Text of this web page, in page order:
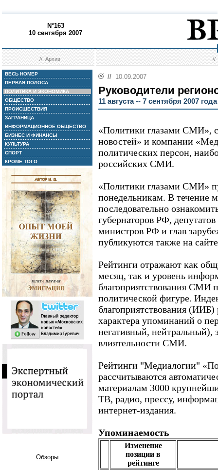
N°163
10 сентября 2007
//Архив //
ВЕСЬ НОМЕР
ПЕРВАЯ ПОЛОСА
ПОЛИТИКА И ЭКОНОМИКА
ОБЩЕСТВО
ПРОИСШЕСТВИЯ
ЗАГРАНИЦА
ИНФОРМАЦИОННОЕ ОБЩЕСТВО
БИЗНЕС И ФИНАНСЫ
КУЛЬТУРА
СПОРТ
КРОМЕ ТОГО
Обзоры
// 10.09.2007
Руководители
11 августа -- 7 сентября 2007 года
«Политики глазами СМИ»,
новостей» и компании
политических персон,
российских СМИ.
«Политики глазами СМИ»
понедельникам. В течение
последовательно
губернаторов РФ,
министров РФ и глав
публикуются также на
Рейтинги отражают как
месяц, так и уровень
благоприятствования СМИ
политической фигуре.
благоприятствования (ИИБ)
характера упоминаний о
негативный, нейтральный),
влиятельности СМИ.
Рейтинги "Медиалогии"
рассчитываются
материалам 3000
ТВ, радио, прессу,
интернет-издания.
Упоминаемость
Изменение
позиции в
рейтинге